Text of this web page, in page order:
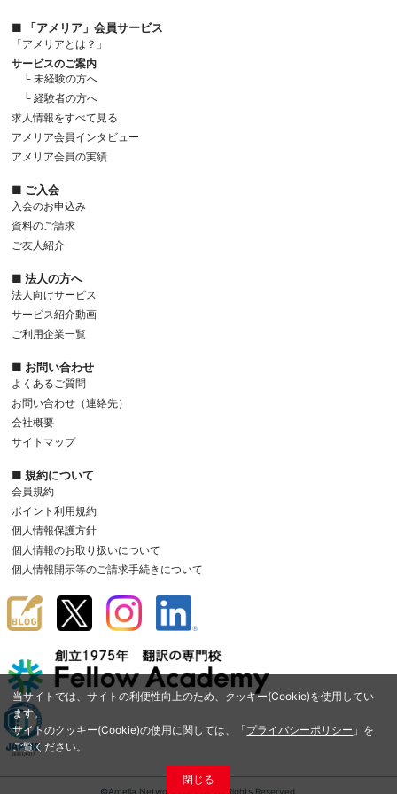
当サイトでは、サイトの利便性向上のため、クッキー(Cookie)を使用してい
ます。
サイトのクッキー(Cookie)の使用に関しては、「プライバシーポリシー 」を
ご覧ください。
閉じる
■ 「アメリア」会員サービス
「アメリアとは？」
サービスのご案内
└ 未経験の方へ
└ 経験者の方へ
求人情報をすべて見る
アメリア会員インタビュー
アメリア会員の実績
■ ご入会
入会のお申込み
資料のご請求
ご友人紹介
■ 法人の方へ
法人向けサービス
サービス紹介動画
ご利用企業一覧
■ お問い合わせ
よくあるご質問
お問い合わせ（連絡先）
会社概要
サイトマップ
■ 規約について
会員規約
ポイント利用規約
個人情報保護方針
個人情報のお取り扱いについて
個人情報開示等のご請求手続きについて
©Amelia Network Co.,Ltd. All Rights Reserved.